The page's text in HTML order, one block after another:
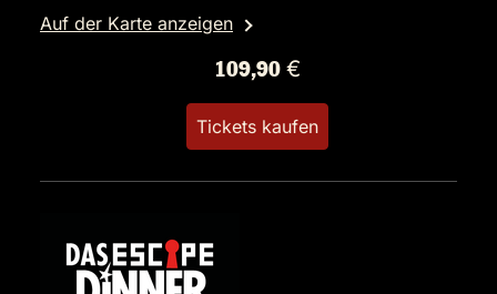
Auf der Karte anzeigen
109,90 €
Tickets kaufen